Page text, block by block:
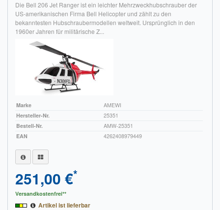
Die Bell 206 Jet Ranger ist ein leichter Mehrzweckhubschrauber der
US-amerikanischen Firma Bell Helicopter und zählt zu den
bekanntesten Hubschraubermodellen weltweit. Ursprünglich in den
1960er Jahren für militärische Z...
Marke
AMEWI
Hersteller-Nr.
25351
Bestell-Nr.
AMW-25351
EAN
4262408979449
251,00 €*
Versandkostenfrei**
Artikel ist lieferbar